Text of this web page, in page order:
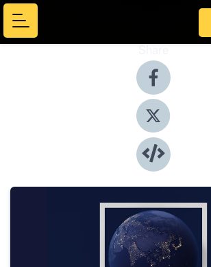
Share